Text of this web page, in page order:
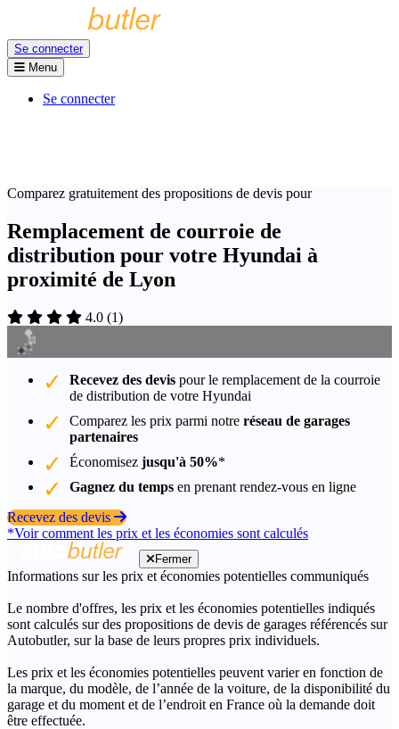
Se connecter
Menu
Se connecter
Comparez gratuitement des propositions de devis pour
Remplacement de courroie de
distribution pour votre Hyundai à
proximité de Lyon
4.0 (1)
Recevez des devis pour le remplacement de la courroie
de distribution de votre Hyundai
Comparez les prix parmi notre réseau de garages
partenaires
Économisez jusqu'à 50%*
Gagnez du temps en prenant rendez-vous en ligne
Recevez des devis
*Voir comment les prix et les économies sont calculés
Fermer
Informations sur les prix et économies potentielles communiqués
Le nombre d'offres, les prix et les économies potentielles indiqués
sont calculés sur des propositions de devis de garages référencés sur
Autobutler, sur la base de leurs propres prix individuels.
Les prix et les économies potentielles peuvent varier en fonction de
la marque, du modèle, de l’année de la voiture, de la disponibilité du
garage et du moment et de l’endroit en France où la demande doit
être effectuée.